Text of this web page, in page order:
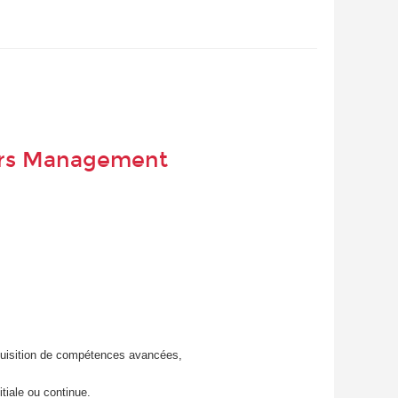
Management
de compétences avancées,
ou continue.